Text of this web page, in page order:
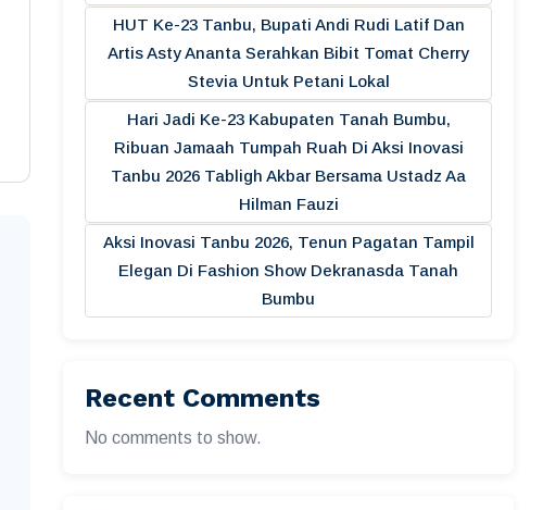
HUT Ke-23 Tanbu, Bupati Andi Rudi Latif Dan
Artis Asty Ananta Serahkan Bibit Tomat Cherry
Stevia Untuk Petani Lokal
Hari Jadi Ke-23 Kabupaten Tanah Bumbu,
Ribuan Jamaah Tumpah Ruah Di Aksi Inovasi
Tanbu 2026 Tabligh Akbar Bersama Ustadz Aa
Hilman Fauzi
Aksi Inovasi Tanbu 2026, Tenun Pagatan Tampil
Elegan Di Fashion Show Dekranasda Tanah
Bumbu
Recent Comments
No comments to show.